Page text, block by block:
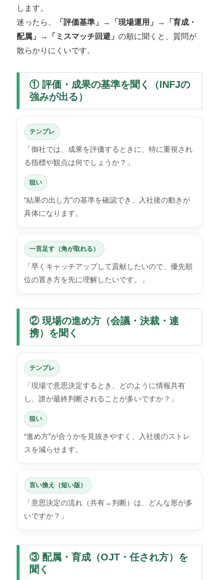
します。
迷ったら、
「評価基準」→「現場運用」→「育成・
配属」→「ミスマッチ回避」 の順に聞くと、質問が
散らかりにくいです。
① 評価・成果の基準を聞く（INFJの
強みが出る）
テンプレ
「御社では、成果を評価するときに、特に重視され
る指標や観点は何でしょうか？」
狙い
“結果の出し方”の基準を確認でき、入社後の動きが
具体になります。
一言足す（角が取れる）
「早くキャッチアップして貢献したいので、優先順
位の置き方を先に理解したいです。」
② 現場の進め方（会議・決裁・連
携）を聞く
テンプレ
「現場で意思決定するとき、どのように情報共有
し、誰が最終判断されることが多いですか？」
狙い
“進め方”が合うかを見抜きやすく、入社後のストレ
スを減らせます。
言い換え（短い版）
「意思決定の流れ（共有→判断）は、どんな形が多
いですか？」
③ 配属・育成（OJT・任され方）を
聞く